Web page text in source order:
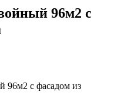
96м2 с
с фасадом из